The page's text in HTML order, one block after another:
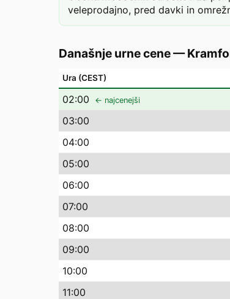
veleprodajno, pred davki in
Današnje urne cene—
Ura (CEST)
02:00 ← najcenejši
03:00
04:00
05:00
06:00
07:00
08:00
09:00
10:00
11:00